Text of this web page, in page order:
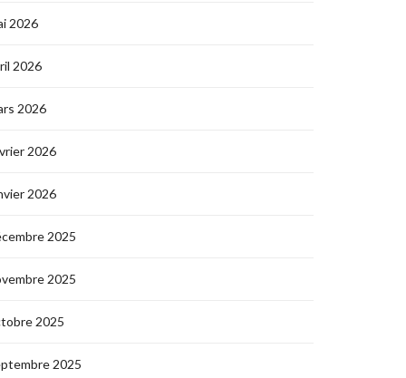
2026
2026
2026
2026
2026
2025
2025
2025
2025